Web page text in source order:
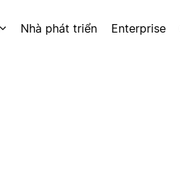
Nhà phát triển Enterprise